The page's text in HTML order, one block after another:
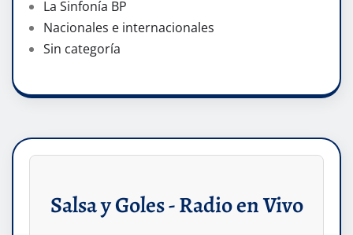
La Sinfonía BP
Nacionales e internacionales
Sin categoría
Salsa y Goles - Radio en Vivo